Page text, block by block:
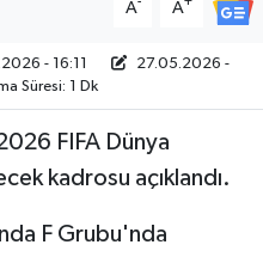
A A
- 16:11
27.05.2026 -
Süresi: 1 Dk
FIFA Dünya
kadrosu açıklandı.
F Grubu'nda